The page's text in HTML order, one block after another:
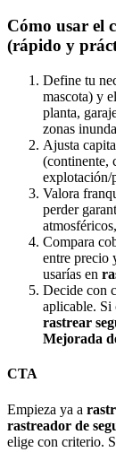
Cómo usar el
(rápido y
Define tu
mascota) y
planta,
zonas
Ajusta
(continente,
explotación/
Valora
perder
Compara
entre precio
usarías en
Decide con
aplicable. Si
rastrear
Mejorada
CTA
Empieza ya a
rastreador de
elige con criterio.